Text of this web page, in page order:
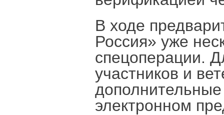
В ходе
Россия» уже
спецоперации.
участников и
дополнительные
электронном